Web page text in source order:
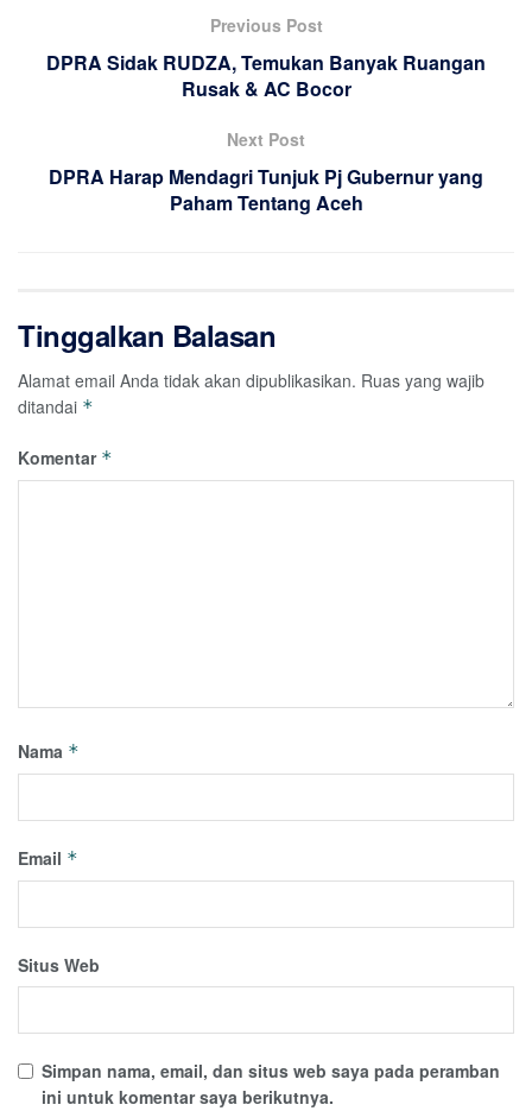
Previous Post
DPRA Sidak RUDZA, Temukan Banyak Ruangan
Rusak & AC Bocor
Next Post
DPRA Harap Mendagri Tunjuk Pj Gubernur yang
Paham Tentang Aceh
Tinggalkan Balasan
Alamat email Anda tidak akan dipublikasikan. Ruas yang wajib
ditandai *
Komentar *
Nama *
Email *
Situs Web
Simpan nama, email, dan situs web saya pada peramban
ini untuk komentar saya berikutnya.